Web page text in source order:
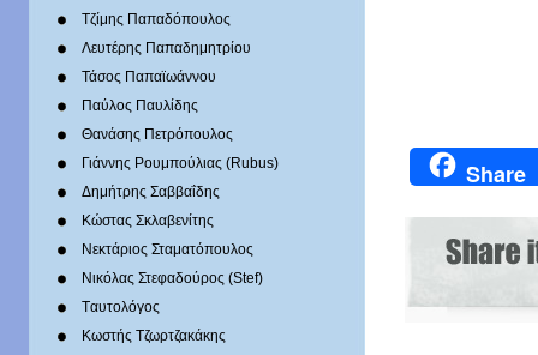
Τζίμης Παπαδόπουλος
Λευτέρης Παπαδημητρίου
Τάσος Παπαϊωάννου
Παύλος Παυλίδης
Θανάσης Πετρόπουλος
Γιάννης Ρουμπούλιας (Rubus)
Δημήτρης Σαββαΐδης
Κώστας Σκλαβενίτης
Νεκτάριος Σταματόπουλος
Νικόλας Στεφαδούρος (Stef)
Tαυτολόγος
Κωστής Τζωρτζακάκης
Share